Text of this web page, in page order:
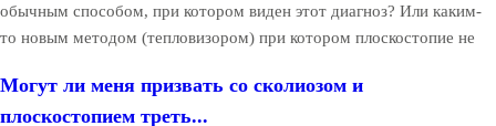
обычным способом, при котором виден этот диагноз? Или каким-
то новым методом (тепловизором) при котором плоскостопие не
Могут ли меня призвать со сколиозом и
плоскостопием треть...